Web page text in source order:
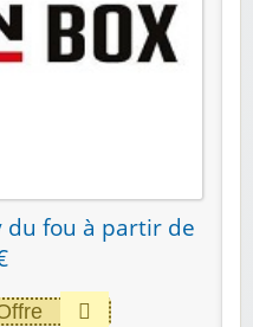
du fou à partir de